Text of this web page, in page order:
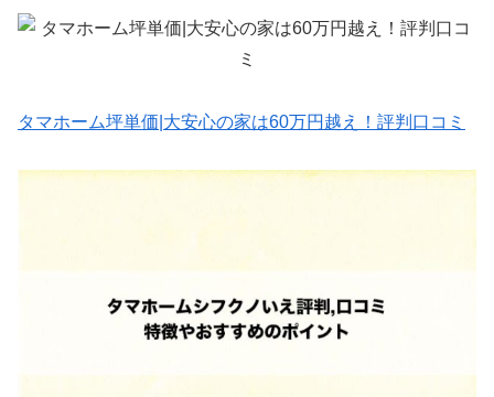
タマホーム坪単価|大安心の家は60万円越え！評判口コミ